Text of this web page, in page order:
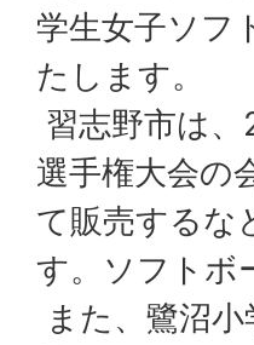
学生女子ソフ
たします。
習志野市は
選手権大会の
て販売するな
す。ソフトボ
また、鷺沼